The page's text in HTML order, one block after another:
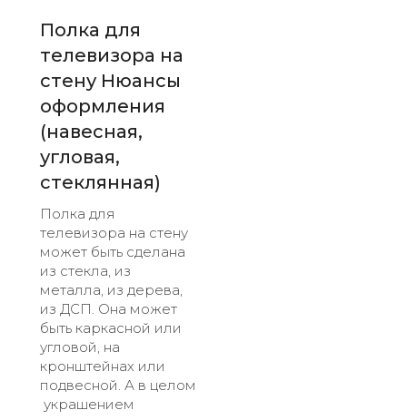
Полка для
телевизора на
стену Нюансы
оформления
(навесная,
угловая,
стеклянная)
Полка для
телевизора на стену
может быть сделана
из стекла, из
металла, из дерева,
из ДСП. Она может
быть каркасной или
угловой, на
кронштейнах или
подвесной. А в целом
украшением